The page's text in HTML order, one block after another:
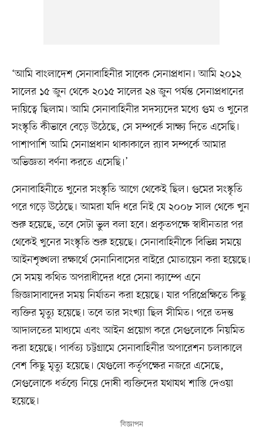
‘আমি বাংলাদেশ সেনাবাহিনীর সাবেক সেনাপ্রধান। আমি ২০১২
সালের ১৫ জুন থেকে ২০১৫ সালের ২৪ জুন পর্যন্ত সেনাপ্রধানের
দায়িত্বে ছিলাম। আমি সেনাবাহিনীর সদস্যদের মধ্যে গুম ও খুনের
সংস্কৃতি কীভাবে বেড়ে উঠেছে, সে সম্পর্কে সাক্ষ্য দিতে এসেছি।
পাশাপাশি আমি সেনাপ্রধান থাকাকালে র‍্যাব সম্পর্কে আমার
অভিজ্ঞতা বর্ণনা করতে এসেছি।’
সেনাবাহিনীতে খুনের সংস্কৃতি আগে থেকেই ছিল। গুমের সংস্কৃতি
পরে গড়ে উঠেছে। আমরা যদি ধরে নিই যে ২০০৮ সাল থেকে খুন
শুরু হয়েছে, তবে সেটা ভুল বলা হবে। প্রকৃতপক্ষে স্বাধীনতার পর
থেকেই খুনের সংস্কৃতি শুরু হয়েছে। সেনাবাহিনীকে বিভিন্ন সময়ে
আইনশৃঙ্খলা রক্ষার্থে সেনানিবাসের বাইরে মোতায়েন করা হয়েছে।
সে সময় কথিত অপরাধীদের ধরে সেনা ক্যাম্পে এনে
জিজ্ঞাসাবাদের সময় নির্যাতন করা হয়েছে। যার পরিপ্রেক্ষিতে কিছু
ব্যক্তির মৃত্যু হয়েছে। তবে তার সংখ্যা ছিল সীমিত। পরে তদন্ত
আদালতের মাধ্যমে এবং আইন প্রয়োগ করে সেগুলোকে নিয়মিত
করা হয়েছে। পার্বত্য চট্টগ্রামে সেনাবাহিনীর অপারেশন চলাকালে
বেশ কিছু মৃত্যু হয়েছে। যেগুলো কর্তৃপক্ষের নজরে এসেছে,
সেগুলোকে ধর্তব্যে নিয়ে দোষী ব্যক্তিদের যথাযথ শাস্তি দেওয়া
হয়েছে।